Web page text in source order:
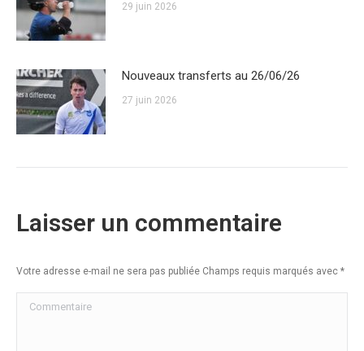
29 juin 2026
Nouveaux transferts au 26/06/26
27 juin 2026
Laisser un commentaire
Votre adresse e-mail ne sera pas publiée Champs requis marqués avec *
Commentaire